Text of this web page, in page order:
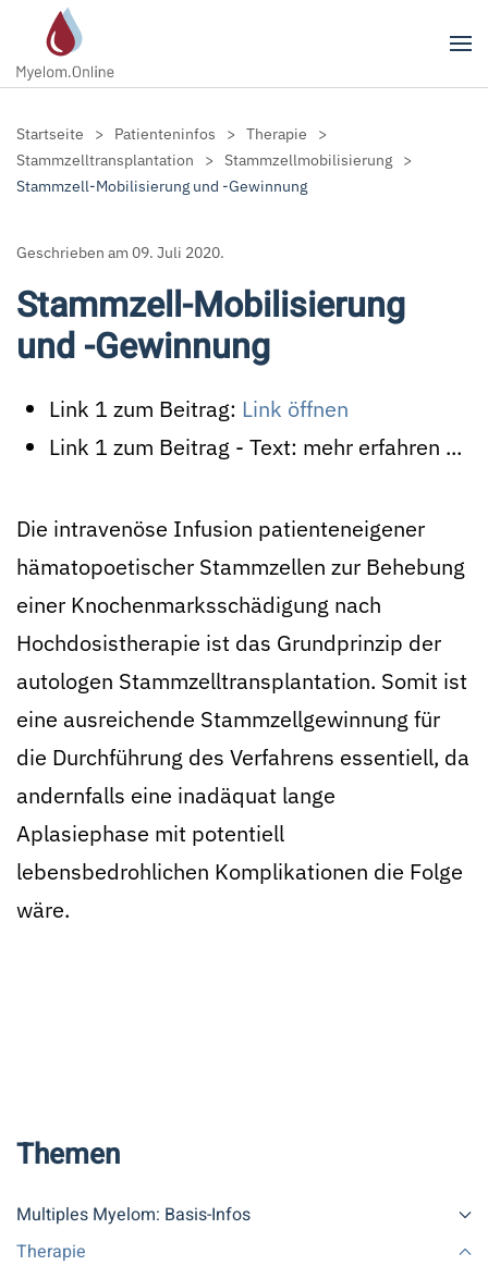
Zum Hauptinhalt springen
Startseite Patienteninfos
Therapie
Stammzelltransplantation
Stammzellmobilisierung
Stammzell-Mobilisierung und -Gewinnung
Geschrieben am 09. Juli 2020.
Stammzell-Mobilisierung
und -Gewinnung
Link 1 zum Beitrag: Link öffnen
Link 1 zum Beitrag - Text: mehr erfahren ...
Die intravenöse Infusion patienteneigener
hämatopoetischer Stammzellen zur Behebung
einer Knochenmarksschädigung nach
Hochdosistherapie ist das Grundprinzip der
autologen Stammzelltransplantation. Somit ist
eine ausreichende Stammzellgewinnung für
die Durchführung des Verfahrens essentiell, da
andernfalls eine inadäquat lange
Aplasiephase mit potentiell
lebensbedrohlichen Komplikationen die Folge
wäre.
Themen
Multiples Myelom: Basis-Infos
Therapie